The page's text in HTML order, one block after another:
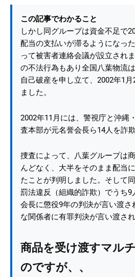
この記事でわかること
しかし同グループは資金不足で
配当の支払いが滞るようになっ
って被害者連絡会議が設立され
の不法行為もあり全国八葉物流
自己破産を申し立て、2002年1
ました。
2002年11月には、警視庁と沖縄
査本部が元名誉会長ら14人を詐
捜査によって、八葉グループは
んどなく、大半をそのまま配当
たことが判明しました。そして
罰法違反（組織的詐欺）でうち
会長に懲役9年の判決が言い渡
な関係者に有罪判決が言い渡され
商品を受け渡すマル
のですが、、